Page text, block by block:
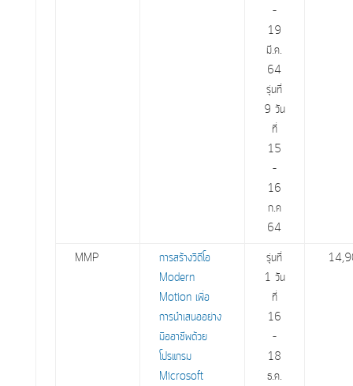
–
19
มี.ค.
64
รุ่นที่
9 วัน
ที่
15
–
16
ก.ค
64
MMP
การสร้างวิดีโอ
Modern
Motion เพื่อ
การนำเสนออย่าง
มืออาชีพด้วย
โปรแกรม
Microsoft
รุ่นที่
1 วัน
ที่
16
–
18
ธ.ค.